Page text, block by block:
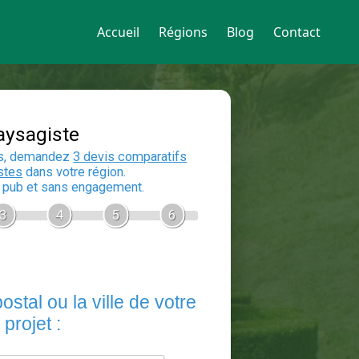
Accueil Régions Blog Contact
Devis Paysagiste
En 5 minutes, demandez
auxpaysagistesdans votre région.
Gratuit, sans pub et sans engagement.